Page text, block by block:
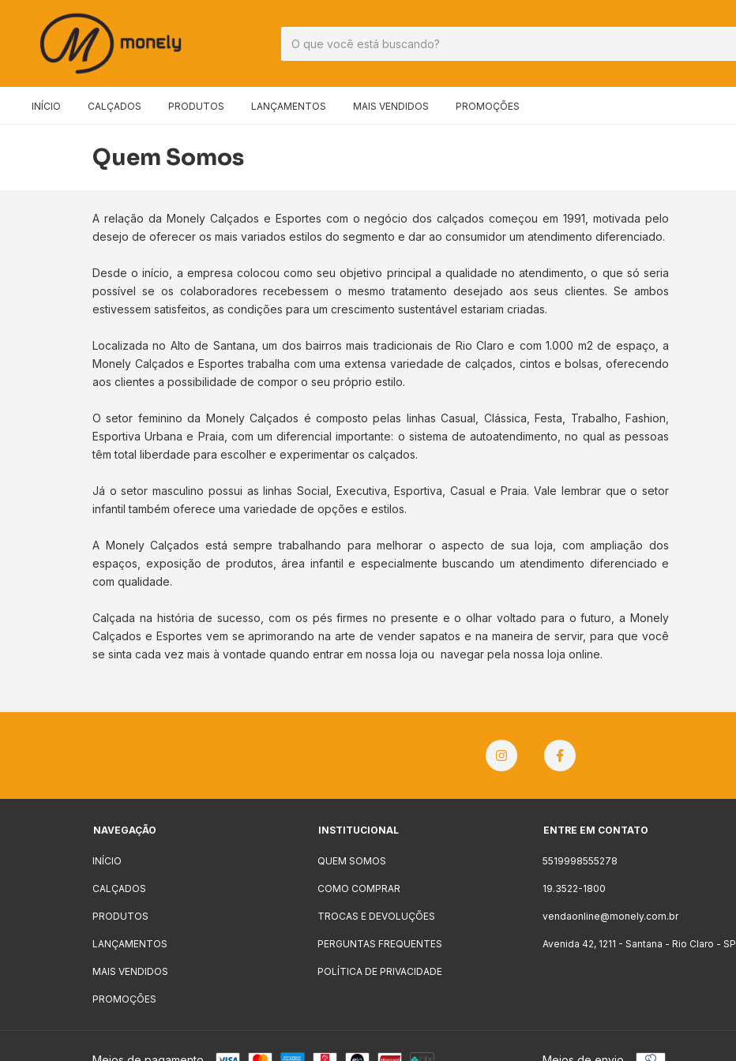
INÍCIO CALÇADOS PRODUTOS LANÇAMENTOS MAIS VENDIDOS PROMOÇÕES
Quem Somos
A relação da Monely Calçados e Esportes com o negócio dos calçados começou em 1991, motivada pelo
desejo de oferecer os mais variados estilos do segmento e dar ao consumidor um atendimento diferenciado.
Desde o início, a empresa colocou como seu objetivo principal a qualidade no atendimento, o que só seria
possível se os colaboradores recebessem o mesmo tratamento desejado aos seus clientes. Se ambos
estivessem satisfeitos, as condições para um crescimento sustentável estariam criadas.
Localizada no Alto de Santana, um dos bairros mais tradicionais de Rio Claro e com 1.000 m2 de espaço, a
Monely Calçados e Esportes trabalha com uma extensa variedade de calçados, cintos e bolsas, oferecendo
aos clientes a possibilidade de compor o seu próprio estilo.
O setor feminino da Monely Calçados é composto pelas linhas Casual, Clássica, Festa, Trabalho, Fashion,
Esportiva Urbana e Praia, com um diferencial importante: o sistema de autoatendimento, no qual as pessoas
têm total liberdade para escolher e experimentar os calçados.
Já o setor masculino possui as linhas Social, Executiva, Esportiva, Casual e Praia. Vale lembrar que o setor
infantil também oferece uma variedade de opções e estilos.
A Monely Calçados está sempre trabalhando para melhorar o aspecto de sua loja, com ampliação dos
espaços, exposição de produtos, área infantil e especialmente buscando um atendimento diferenciado e
com qualidade.
Calçada na história de sucesso, com os pés firmes no presente e o olhar voltado para o futuro, a Monely
Calçados e Esportes vem se aprimorando na arte de vender sapatos e na maneira de servir, para que você
se sinta cada vez mais à vontade quando entrar em nossa loja ou navegar pela nossa loja online.
NAVEGAÇÃO
INÍCIO
CALÇADOS
PRODUTOS
LANÇAMENTOS
MAIS VENDIDOS
PROMOÇÕES
INSTITUCIONAL
QUEM SOMOS
COMO COMPRAR
TROCAS E DEVOLUÇÕES
PERGUNTAS FREQUENTES
POLÍTICA DE PRIVACIDADE
ENTRE EM CONTATO
5519998555278
19.3522-1800
vendaonline@monely.com.br
Avenida 42, 1211 - Santana - Rio Claro - SP